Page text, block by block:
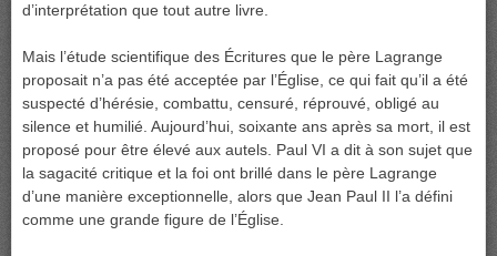
d’interprétation que tout autre livre.
Mais l’étude scientifique des Écritures que le père Lagrange
proposait n’a pas été acceptée par l’Église, ce qui fait qu’il a été
suspecté d’hérésie, combattu, censuré, réprouvé, obligé au
silence et humilié. Aujourd’hui, soixante ans après sa mort, il est
proposé pour être élevé aux autels. Paul VI a dit à son sujet que
la sagacité critique et la foi ont brillé dans le père Lagrange
d’une manière exceptionnelle, alors que Jean Paul II l’a défini
comme une grande figure de l’Église.